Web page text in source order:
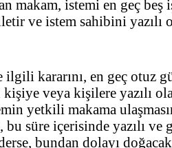
makam, istemi en geç beş
ve istem sahibini yazılı
ilgili kararını, en geç otuz
kişiye veya kişilere yazılı
yetkili makama
bu süre içerisinde yazılı ve
bundan dolayı